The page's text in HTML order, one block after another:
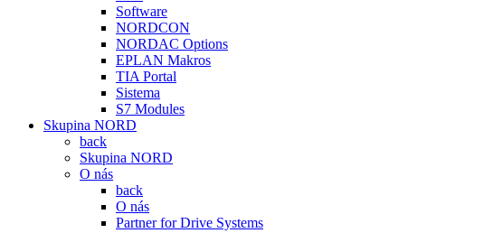
Software
NORDCON
NORDAC Options
EPLAN Makros
TIA Portal
Sistema
S7 Modules
Skupina NORD
back
Skupina NORD
O nás
back
O nás
Partner for Drive Systems